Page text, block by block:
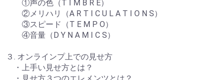
①声の色（T I M B R E）
②メリハリ（A R T I C U L A T I O N S）
③スピード（T E M P O）
④音量（D Y N A M I C S）
３. オンラインプ上での見せ方
・上手い見せ方とは？
・見せ方３つのエレメンツとは？